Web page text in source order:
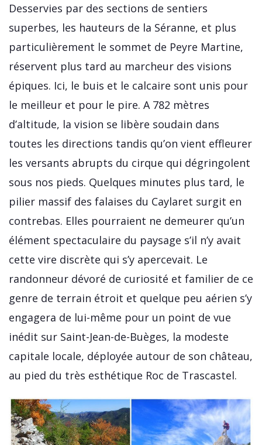
Desservies par des sections de sentiers
superbes, les hauteurs de la Séranne, et plus
particulièrement le sommet de Peyre Martine,
réservent plus tard au marcheur des visions
épiques. Ici, le buis et le calcaire sont unis pour
le meilleur et pour le pire. A 782 mètres
d’altitude, la vision se libère soudain dans
toutes les directions tandis qu’on vient effleurer
les versants abrupts du cirque qui dégringolent
sous nos pieds. Quelques minutes plus tard, le
pilier massif des falaises du Caylaret surgit en
contrebas. Elles pourraient ne demeurer qu’un
élément spectaculaire du paysage s’il n’y avait
cette vire discrète qui s’y apercevait. Le
randonneur dévoré de curiosité et familier de ce
genre de terrain étroit et quelque peu aérien s’y
engagera de lui-même pour un point de vue
inédit sur Saint-Jean-de-Buèges, la modeste
capitale locale, déployée autour de son château,
au pied du très esthétique Roc de Trascastel.